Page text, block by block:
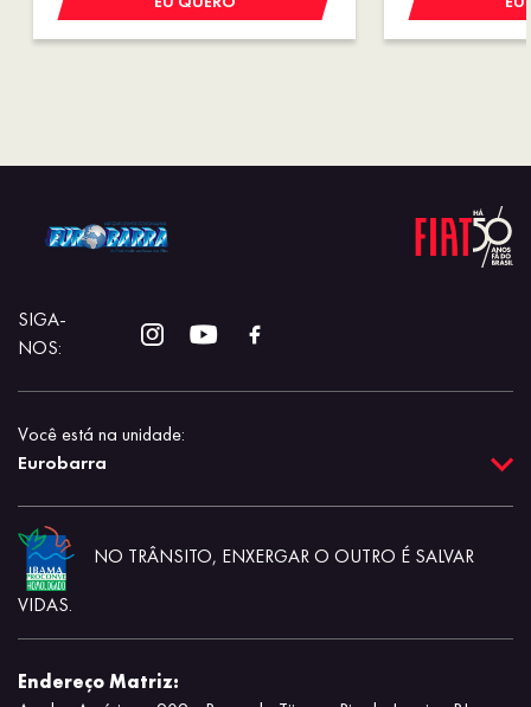
SIGA-
NOS:
Você está na unidade:
Eurobarra
NO TRÂNSITO, ENXERGAR O OUTRO É SALVAR
VIDAS.
Endereço Matriz: